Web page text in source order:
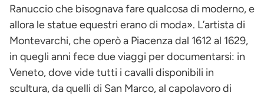
Ranuccio che bisognava fare qualcosa di moderno, e
allora le statue equestri erano di moda». L’artista di
Montevarchi, che operò a Piacenza dal 1612 al 1629,
in quegli anni fece due viaggi per documentarsi: in
Veneto, dove vide tutti i cavalli disponibili in
scultura, da quelli di San Marco, al capolavoro di